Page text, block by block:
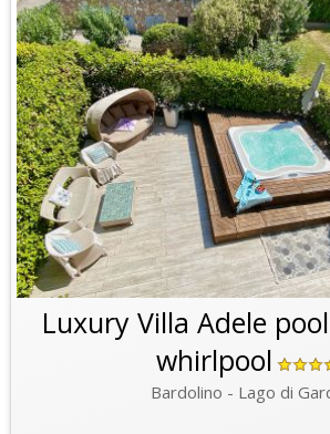
Luxury Villa Adele
whirlpool
Bardolino - Lago di